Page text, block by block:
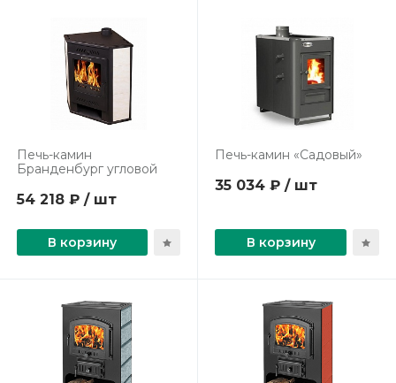
Печь-камин
Бранденбург угловой
54 218 ₽ / шт
В корзину
Печь-камин «Садовый»
35 034 ₽ / шт
В корзину